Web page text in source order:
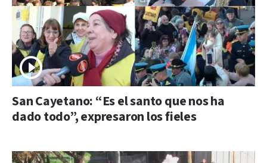
San Cayetano: “Es el santo que nos ha
dado todo”, expresaron los fieles